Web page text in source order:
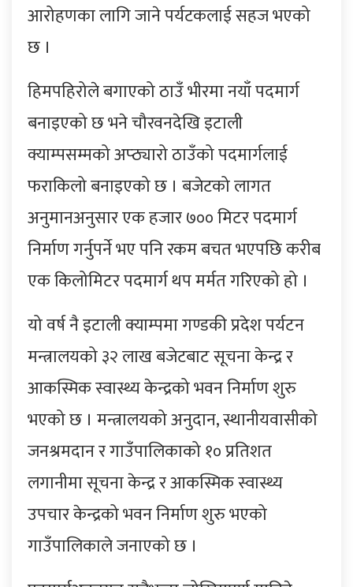
आरोहणका लागि जाने पर्यटकलाई सहज भएको
छ ।
हिमपहिरोले बगाएको ठाउँ भीरमा नयाँ पदमार्ग
बनाइएको छ भने चौरवनदेखि इटाली
क्याम्पसम्मको अप्ठ्यारो ठाउँको पदमार्गलाई
फराकिलो बनाइएको छ । बजेटको लागत
अनुमानअनुसार एक हजार ७०० मिटर पदमार्ग
निर्माण गर्नुपर्ने भए पनि रकम बचत भएपछि करीब
एक किलोमिटर पदमार्ग थप मर्मत गरिएको हो ।
यो वर्ष नै इटाली क्याम्पमा गण्डकी प्रदेश पर्यटन
मन्त्रालयको ३२ लाख बजेटबाट सूचना केन्द्र र
आकस्मिक स्वास्थ्य केन्द्रको भवन निर्माण शुरु
भएको छ । मन्त्रालयको अनुदान, स्थानीयवासीको
जनश्रमदान र गाउँपालिकाको १० प्रतिशत
लगानीमा सूचना केन्द्र र आकस्मिक स्वास्थ्य
उपचार केन्द्रको भवन निर्माण शुरु भएको
गाउँपालिकाले जनाएको छ ।